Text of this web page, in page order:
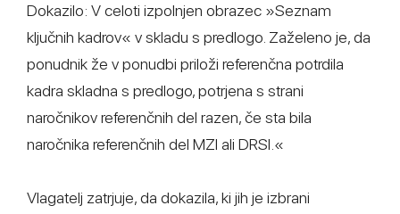
Dokazilo: V celoti izpolnjen obrazec »Seznam
ključnih kadrov« v skladu s predlogo. Zaželeno je, da
ponudnik že v ponudbi priloži referenčna potrdila
kadra skladna s predlogo, potrjena s strani
naročnikov referenčnih del razen, če sta bila
naročnika referenčnih del MZI ali DRSI.«
Vlagatelj zatrjuje, da dokazila, ki jih je izbrani